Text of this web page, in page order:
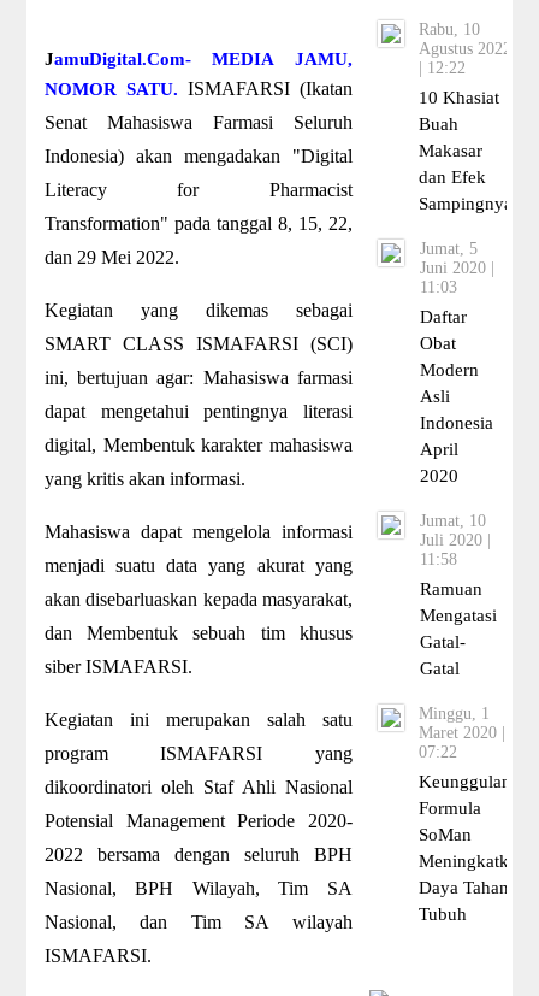
JamuDigital.Com- MEDIA JAMU,
NOMOR SATU. ISMAFARSI (Ikatan
Senat Mahasiswa Farmasi Seluruh
Indonesia) akan mengadakan "Digital
Literacy for Pharmacist
Transformation" pada tanggal 8, 15, 22,
dan 29 Mei 2022.
Kegiatan yang dikemas sebagai
SMART CLASS ISMAFARSI (SCI)
ini, bertujuan agar: Mahasiswa farmasi
dapat mengetahui pentingnya literasi
digital, Membentuk karakter mahasiswa
yang kritis akan informasi.
Mahasiswa dapat mengelola informasi
menjadi suatu data yang akurat yang
akan disebarluaskan kepada masyarakat,
dan Membentuk sebuah tim khusus
siber ISMAFARSI.
Kegiatan ini merupakan salah satu
program ISMAFARSI yang
dikoordinatori oleh Staf Ahli Nasional
Potensial Management Periode 2020-
2022 bersama dengan seluruh BPH
Nasional, BPH Wilayah, Tim SA
Nasional, dan Tim SA wilayah
ISMAFARSI.
Rabu, 10
Agustus 2022
| 12:22
10 Khasiat
Buah
Makasar
dan Efek
Sampingnya
Jumat, 5
Juni 2020 |
11:03
Daftar
Obat
Modern
Asli
Indonesia
April
2020
Jumat, 10
Juli 2020 |
11:58
Ramuan
Mengatasi
Gatal-
Gatal
Minggu, 1
Maret 2020 |
07:22
Keunggulan
Formula
SoMan
Meningkatkan
Daya Tahan
Tubuh